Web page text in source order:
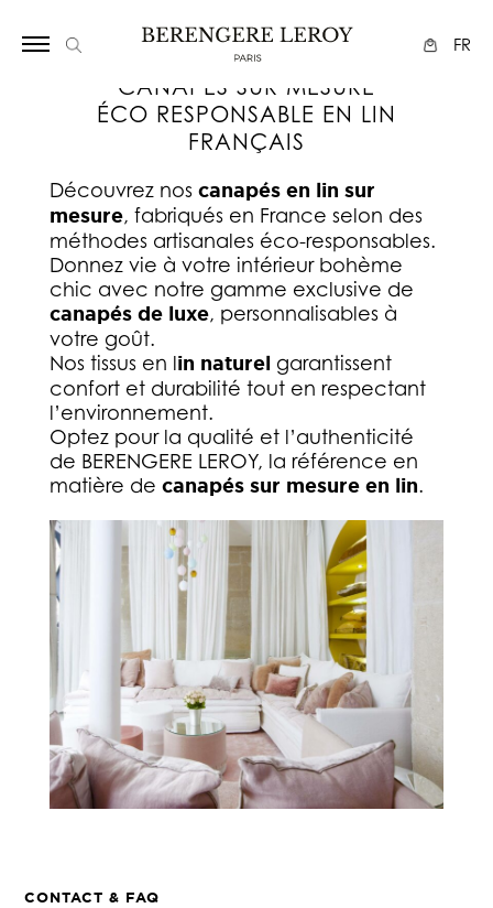
FR
CANAPÉS SUR MESURE
ÉCO RESPONSABLE EN LIN
FRANÇAIS
Découvrez nos canapés en lin sur
mesure, fabriqués en France selon des
méthodes artisanales éco-responsables.
Donnez vie à votre intérieur bohème
chic avec notre gamme exclusive de
canapés de luxe, personnalisables à
votre goût.
Nos tissus en lin naturelgarantissent
confort et durabilité tout en respectant
l’environnement.
Optez pour la qualité et l’authenticité
de BERENGERE LEROY, la référence en
matière de canapés sur mesure en lin.
CONTACT & FAQ